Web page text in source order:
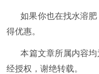
如果你也在找水溶
得优惠。
本篇文章所属内容
经授权，谢绝转载。